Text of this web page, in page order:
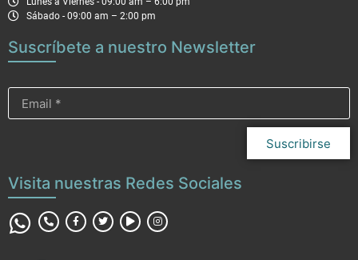
Sábado - 09:00 am – 2:00 pm
Suscríbete a nuestro Newsletter
Suscribirse
Visita nuestras Redes Sociales